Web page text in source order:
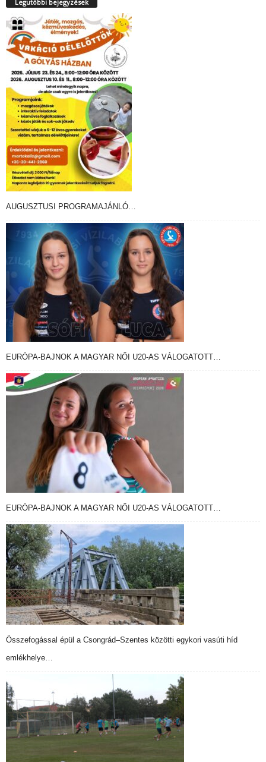
Legutóbbi bejegyzések
AUGUSZTUSI PROGRAMAJÁNLÓ…
EURÓPA-BAJNOK A MAGYAR NŐI U20-AS VÁLOGATOTT…
EURÓPA-BAJNOK A MAGYAR NŐI U20-AS VÁLOGATOTT…
Összefogással épül a Csongrád–Szentes közötti egykori vasúti híd
emlékhelye…